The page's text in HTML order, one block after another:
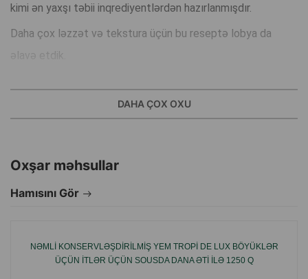
kimi ən yaxşı təbii inqrediyentlərdən hazırlanmışdır.
Daha çox ləzzət və tekstura üçün bu reseptə lobya da
əlavə etdik.
Mal əti 40% (mal əti, mal əti qaraciyəri), yerkökü 10%, noxud
Analitik komponentlər:
Zülal 9%, xam lif 1%, xam yağ 1%, xam kül 2%, rütubət 86%
ləzzət üçün sevimli quru yeməyə əlavə edilə bilər.
Gündə 2 qutuya qədər xidmət edin (itinizin çəkisinə, yaşına
DAHA ÇOX OXU
Oxşar məhsullar
Hamısını Gör
NƏMLI KONSERVLƏŞDIRILMIŞ YEM TROPI DE LUX BÖYÜKLƏR
ÜÇÜN ITLƏR ÜÇÜN SOUSDA DANA ƏTI ILƏ 1250 Q